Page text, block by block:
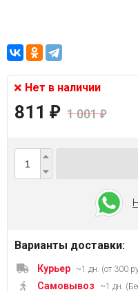
Нет в наличии
811 ₽ 1 001₽
Варианты доставки:
Курьер ~1 дн. (от 300
Самовывоз ~1 дн.